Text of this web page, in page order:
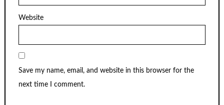
Website
Save my name, email, and website in this browser for the
next time I comment.